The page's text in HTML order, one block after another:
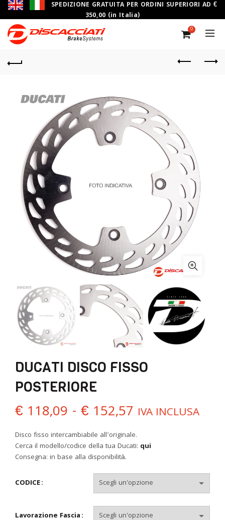
SPEDIZIONE GRATUITA PER ORDINI SUPERIORI AD €
350,00 (in Italia)
0
DUCATI DISCO FISSO
POSTERIORE
€ 118,09 - € 152,57 Fascia
di
prezzo:
da
€ 118,09
IVA INCLUSA
Disco fisso intercambiabile all’originale.
Cerca il modello/codice della tua Ducati: qui
Consegna: in base alla disponibilità.
CODICE
Lavorazione Fascia